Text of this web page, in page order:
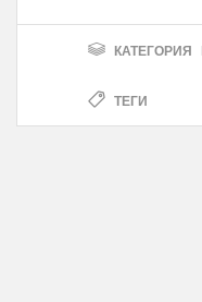
КАТЕГОРИЯ
ТЕГИ